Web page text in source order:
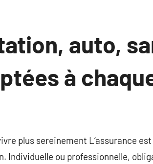
auto,
à
plus sereinement L’assurance
Individuelle ou professionnelle,